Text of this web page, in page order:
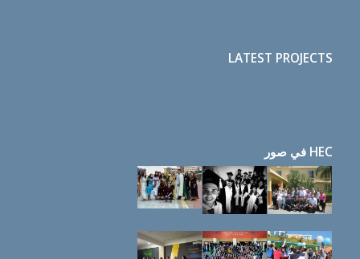
LATEST PROJECTS
HEC في صور